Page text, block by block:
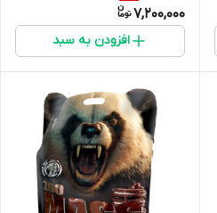
7,200,000
افزودن به سبد